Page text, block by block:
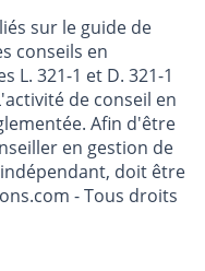
sur le guide de
conseils en
L. 321-1 et D. 321-1
de conseil en
Afin d'être
en gestion de
doit être
- Tous droits